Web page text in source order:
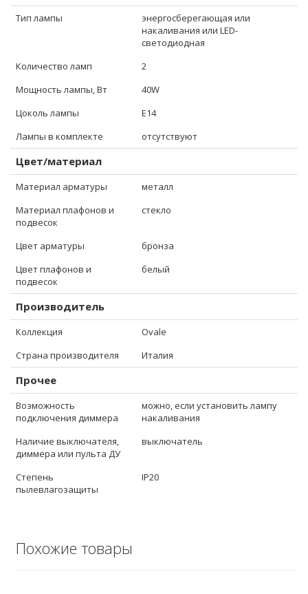
Тип лампы
энергосберегающая или
накаливания или LED-
светодиодная
Количество ламп
2
Мощность лампы, Вт
40W
Цоколь лампы
E14
Лампы в комплекте
отсутствуют
Цвет/материал
Материал арматуры
металл
Материал плафонов и
подвесок
стекло
Цвет арматуры
бронза
Цвет плафонов и
подвесок
белый
Производитель
Коллекция
Ovale
Страна производителя
Италия
Прочее
Возможность
подключения диммера
можно, если установить лампу
накаливания
Наличие выключателя,
диммера или пульта ДУ
выключатель
Степень
пылевлагозащиты
IP20
Похожие товары